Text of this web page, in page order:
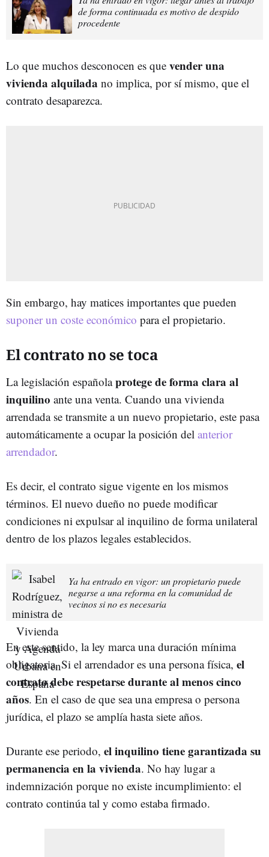
de forma continuada es motivo de despido
procedente
Lo que muchos desconocen es que vender una
vivienda alquilada no implica, por sí mismo, que el
contrato desaparezca.
Sin embargo, hay matices importantes que pueden
suponer un coste económico para el propietario.
El contrato no se toca
La legislación españolaprotege de forma clara al
inquilino ante una venta. Cuando una vivienda
arrendada se transmite a un nuevo propietario, este pasa
automáticamente a ocupar la posición del anterior
arrendador.
Es decir, el contrato sigue vigente en los mismos
términos. El nuevo dueño no puede modificar
condiciones ni expulsar al inquilino de forma unilateral
dentro de los plazos legales establecidos.
Ya ha entrado en vigor: un propietario puede
negarse a una reforma en la comunidad de
vecinos si no es necesaria
En este sentido, la ley marca una duración mínima
obligatoria. Si el arrendador es una persona física, el
contrato debe respetarse durante al menos cinco
años. En el caso de que sea una empresa o persona
jurídica, el plazo se amplía hasta siete años.
Durante ese periodo, el inquilino tiene garantizada su
permanencia en la vivienda. No hay lugar a
indemnización porque no existe incumplimiento: el
contrato continúa tal y como estaba firmado.